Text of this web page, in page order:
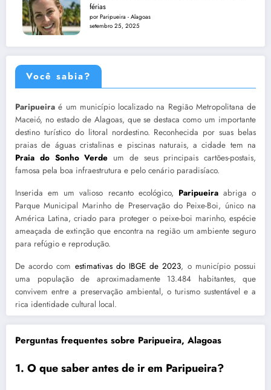
férias
por Paripueira - Alagoas
setembro 25, 2025
Você sabia?
Paripueira é um município localizado na Região Metropolitana de
Maceió, no estado de Alagoas, que se destaca como um importante
destino turístico do litoral nordestino. Reconhecida por suas belas
praias de águas cristalinas e piscinas naturais, a cidade tem na
Praia do Sonho Verde um de seus principais cartões-postais,
famosa pela boa infraestrutura e pelo cenário paradisíaco.
Inserida em um valioso recanto ecológico, Paripueiraabriga o
Parque Municipal Marinho de Preservação do Peixe-Boi, único na
América Latina, criado para proteger o peixe-boi marinho, espécie
ameaçada de extinção que encontra na região um ambiente seguro
para refúgio e reprodução.
De acordo com estimativas do IBGE de 2023, o município possui
uma população de aproximadamente 13.484 habitantes, que
convivem entre a preservação ambiental, o turismo sustentável e a
rica identidade cultural local.
Perguntas frequentes sobre Paripueira, Alagoas
1. O que saber antes de ir em Paripueira?